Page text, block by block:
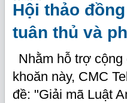
Hội thảo
tuân thủ và
Nhằm hỗ trợ
khoăn này, CMC
đề: "Giải mã Luật